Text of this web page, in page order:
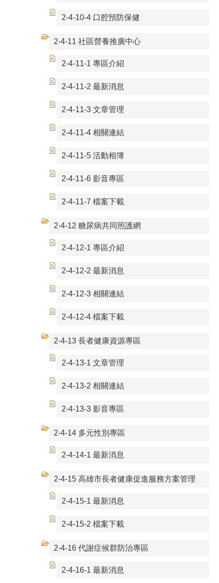
2-4-10-4 口腔預防保健
2-4-11 社區營養推廣中心
2-4-11-1 專區介紹
2-4-11-2 最新消息
2-4-11-3 文章管理
2-4-11-4 相關連結
2-4-11-5 活動相簿
2-4-11-6 影音專區
2-4-11-7 檔案下載
2-4-12 糖尿病共同照護網
2-4-12-1 專區介紹
2-4-12-2 最新消息
2-4-12-3 相關連結
2-4-12-4 檔案下載
2-4-13 長者健康資源專區
2-4-13-1 文章管理
2-4-13-2 相關連結
2-4-13-3 影音專區
2-4-14 多元性別專區
2-4-14-1 最新消息
2-4-15 高雄市長者健康促進服務方案管理
2-4-15-1 最新消息
2-4-15-2 檔案下載
2-4-16 代謝症候群防治專區
2-4-16-1 最新消息